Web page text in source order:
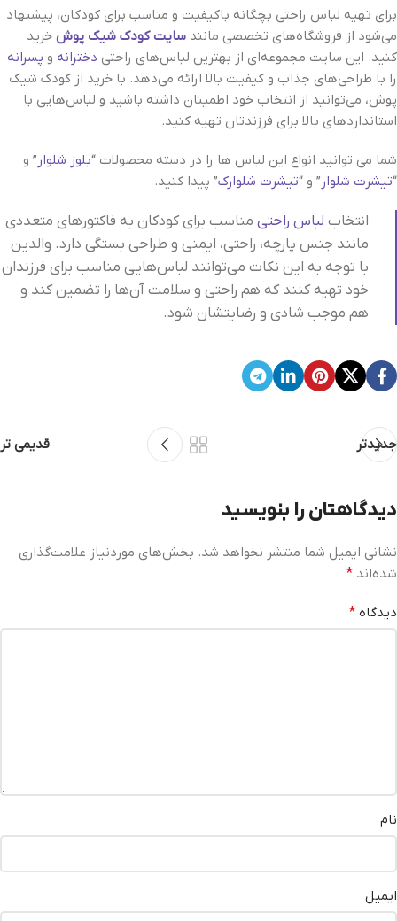
برای تهیه لباس راحتی بچگانه باکیفیت و مناسب برای کودکان، پیشنهاد
می‌شود از فروشگاه‌های تخصصی مانند سایت کودک شیک پوش خرید
کنید. این سایت مجموعه‌ای از بهترین لباس‌های راحتی دخترانه و پسرانه
را با طراحی‌های جذاب و کیفیت بالا ارائه می‌دهد. با خرید از کودک شیک
پوش، می‌توانید از انتخاب خود اطمینان داشته باشید و لباس‌هایی با
استانداردهای بالا برای فرزندتان تهیه کنید.
شما می توانید انواع این لباس ها را در دسته محصولات “بلوز شلوار ” و
“تیشرت شلوار ” و “تیشرت شلوارک” پیدا کنید.
انتخاب لباس راحتی مناسب برای کودکان به فاکتورهای متعددی
مانند جنس پارچه، راحتی، ایمنی و طراحی بستگی دارد. والدین
با توجه به این نکات می‌توانند لباس‌هایی مناسب برای فرزندان
خود تهیه کنند که هم راحتی و سلامت آن‌ها را تضمین کند و
هم موجب شادی و رضایتشان شود.
جدیدتر قدیمی تر
دیدگاهتان را بنویسید
نشانی ایمیل شما منتشر نخواهد شد. بخش‌های موردنیاز علامت‌گذاری
شده‌اند *
دیدگاه *
نام
ایمیل